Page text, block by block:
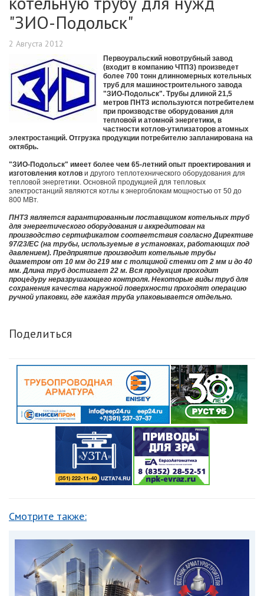
"ЗИО-Подольск"
2 Августа 2012
Первоуральский новотрубный завод
(входит в компанию ЧТПЗ) произведет
более 700 тонн длинномерных котельных
труб для машиностроительного завода
"ЗИО-Подольск". Трубы длиной 21,5
метров ПНТЗ используются потребителем
при производстве оборудования для
тепловой и атомной энергетики, в
частности котлов-утилизаторов атомных
электростанций. Отгрузка продукции потребителю запланирована на
октябрь.
"ЗИО-Подольск" имеет более чем 65-летний опыт проектирования и
изготовления котлов и другого теплотехнического оборудования для
тепловой энергетики. Основной продукцией для тепловых
электростанций являются котлы к энергоблокам мощностью от 50 до
800 МВт.
ПНТЗ является гарантированным поставщиком котельных труб
для энергетического оборудования и аккредитован на
производство сертификатом соответствия согласно Директиве
97/23/ЕС (на трубы, используемые в установках, работающих под
давлением). Предприятие производит котельные трубы
диаметром от 10 мм до 219 мм с толщиной стенки от 2 мм и до 40
мм. Длина труб достигает 22 м. Вся продукция проходит
процедуру неразрушающего контроля. Некоторые виды труб для
сохранения качества наружной поверхности проходят операцию
ручной упаковки, где каждая труба упаковывается отдельно.
Поделиться
Смотрите также: